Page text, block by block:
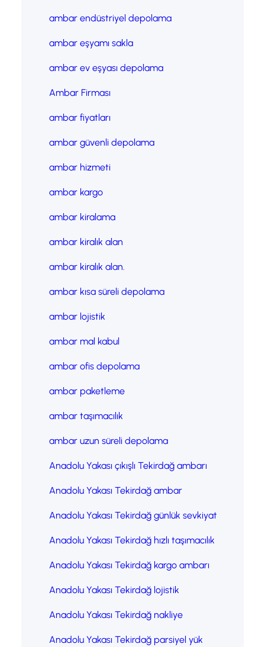
ambar endüstriyel depolama
ambar eşyamı sakla
ambar ev eşyası depolama
Ambar Firması
ambar fiyatları
ambar güvenli depolama
ambar hizmeti
ambar kargo
ambar kiralama
ambar kiralık alan
ambar kiralık alan.
ambar kısa süreli depolama
ambar lojistik
ambar mal kabul
ambar ofis depolama
ambar paketleme
ambar taşımacılık
ambar uzun süreli depolama
Anadolu Yakası çıkışlı Tekirdağ ambarı
Anadolu Yakası Tekirdağ ambar
Anadolu Yakası Tekirdağ günlük sevkiyat
Anadolu Yakası Tekirdağ hızlı taşımacılık
Anadolu Yakası Tekirdağ kargo ambarı
Anadolu Yakası Tekirdağ lojistik
Anadolu Yakası Tekirdağ nakliye
Anadolu Yakası Tekirdağ parsiyel yük